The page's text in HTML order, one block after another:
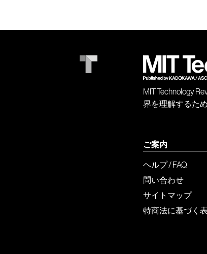
MIT Technology
界を理解するた
ご案内
ヘルプ / FAQ
問い合わせ
サイトマップ
特商法に基づく